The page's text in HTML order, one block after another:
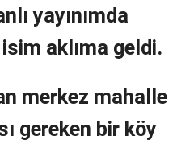
yayınımda
aklıma geldi.
merkez mahalle
gereken bir köy